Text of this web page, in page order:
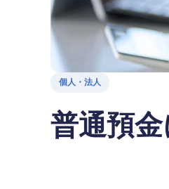
個人・法人
普通預金